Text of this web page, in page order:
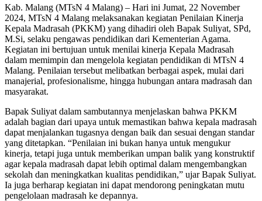
Kab. Malang (MTsN 4 Malang) – Hari ini Jumat, 22 November
2024, MTsN 4 Malang melaksanakan kegiatan Penilaian Kinerja
Kepala Madrasah (PKKM) yang dihadiri oleh Bapak Suliyat, SPd,
M.Si, selaku pengawas pendidikan dari Kementerian Agama.
Kegiatan ini bertujuan untuk menilai kinerja Kepala Madrasah
dalam memimpin dan mengelola kegiatan pendidikan di MTsN 4
Malang. Penilaian tersebut melibatkan berbagai aspek, mulai dari
manajerial, profesionalisme, hingga hubungan antara madrasah dan
masyarakat.
Bapak Suliyat dalam sambutannya menjelaskan bahwa PKKM
adalah bagian dari upaya untuk memastikan bahwa kepala madrasah
dapat menjalankan tugasnya dengan baik dan sesuai dengan standar
yang ditetapkan. “Penilaian ini bukan hanya untuk mengukur
kinerja, tetapi juga untuk memberikan umpan balik yang konstruktif
agar kepala madrasah dapat lebih optimal dalam mengembangkan
sekolah dan meningkatkan kualitas pendidikan,” ujar Bapak Suliyat.
Ia juga berharap kegiatan ini dapat mendorong peningkatan mutu
pengelolaan madrasah ke depannya.